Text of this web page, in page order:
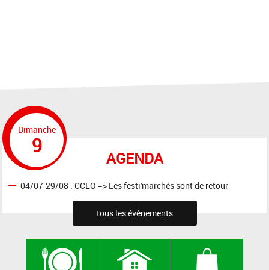
AGENDA
Dimanche
9
04/07-29/08 : CCLO => Les festi'marchés sont de retour
tous les évènements